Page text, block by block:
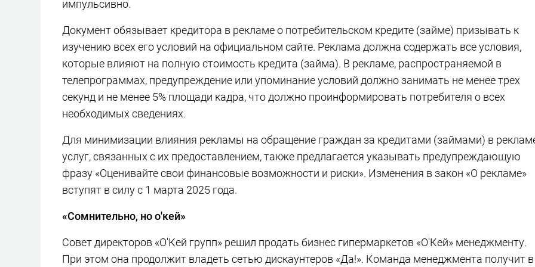
импульсивно.
Документ обязывает кредитора в рекламе о потребительском кредите (займе) призывать к
изучению всех его условий на официальном сайте. Реклама должна содержать все условия,
которые влияют на полную стоимость кредита (займа). В рекламе, распространяемой в
телепрограммах, предупреждение или упоминание условий должно занимать не менее трех
секунд и не менее 5% площади кадра, что должно проинформировать потребителя о всех
необходимых сведениях.
Для минимизации влияния рекламы на обращение граждан за кредитами (займами) в
услуг, связанных с их предоставлением, также предлагается указывать предупреждающую
фразу «Оценивайте свои финансовые возможности и риски». Изменения в закон «О рекламе»
вступят в силу с 1 марта 2025 года.
«Сомнительно, но о'кей»
Совет директоров «О'Кей групп» решил продать бизнес гипермаркетов «О'Кей» менеджменту.
При этом она продолжит владеть сетью дискаунтеров «Да!». Команда менеджмента получит в